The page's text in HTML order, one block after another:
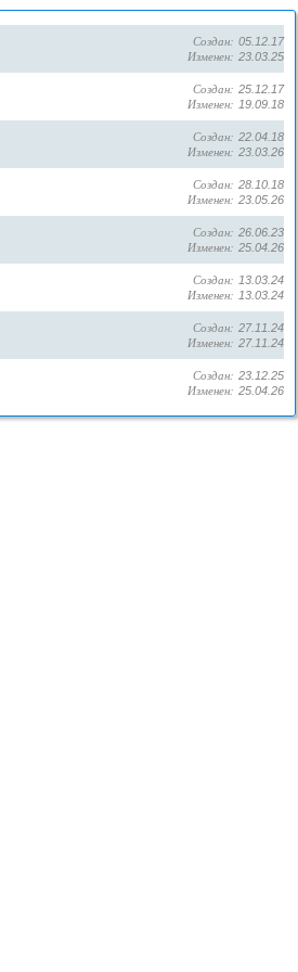
Создан: 05.12.17
Изменен: 23.03.25
Создан: 25.12.17
Изменен: 19.09.18
Создан: 22.04.18
Изменен: 23.03.26
Создан: 28.10.18
Изменен: 23.05.26
Создан: 26.06.23
Изменен: 25.04.26
Создан: 13.03.24
Изменен: 13.03.24
Создан: 27.11.24
Изменен: 27.11.24
Создан: 23.12.25
Изменен: 25.04.26